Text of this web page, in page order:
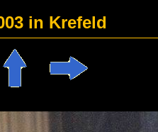
in Krefeld